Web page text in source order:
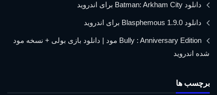
دانلود Batman: Arkham City برای اندروید
دانلود Blasphemous 1.9.0 برای اندروید
Bully : Anniversary Edition مود | دانلود بازی بولی + نسخه مود
شده اندروید
برچسب ها